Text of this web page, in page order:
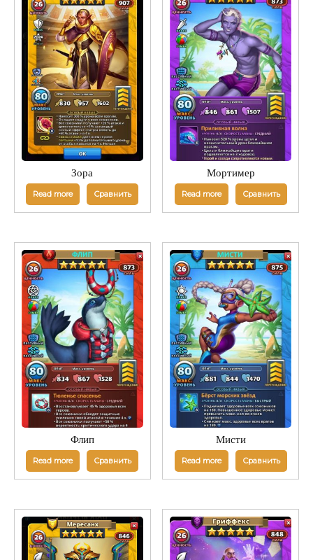
Зора
Read more Сравнить
Мортимер
Read more Сравнить
Флип
Read more Сравнить
Мисти
Read more Сравнить